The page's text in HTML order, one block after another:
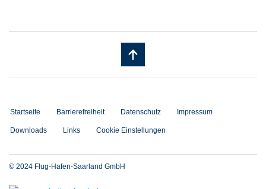
Startseite Barrierefreiheit Datenschutz Impressum
Downloads Links Cookie Einstellungen
© 2024 Flug-Hafen-Saarland GmbH